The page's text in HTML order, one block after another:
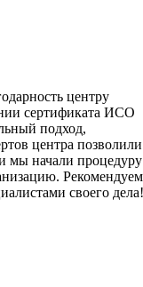
центру
сертификата ИСО
подход,
центра позволили
мы начали процедуру
Рекомендуем
своего дела!